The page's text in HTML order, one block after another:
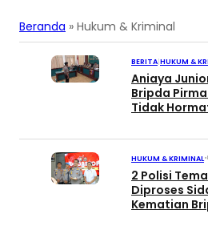
Beranda » Hukum & Kriminal
BERITA|HUKUM &
Aniaya
Bripda
Tidak
HUKUM & KRIMINAL•
2 Polisi
Diproses
Kematian